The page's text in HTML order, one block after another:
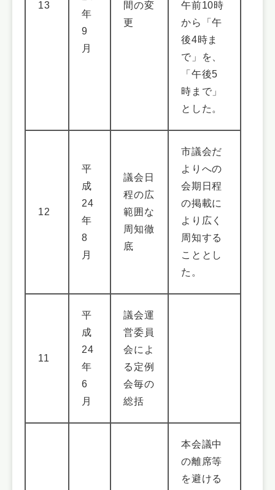
13
年
9
月
間の変
更
午前10時
から「午
後4時ま
で」を、
「午後5
時まで」
とした。
12
平
成
24
年
8
月
議会日
程の広
範囲な
周知徹
底
市議会だ
よりへの
会期日程
の掲載に
より広く
周知する
こととし
た。
11
平
成
24
年
6
月
議会運
営委員
会によ
る定例
会毎の
総括
本会議中
の離席等
を避ける